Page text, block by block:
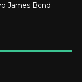
James Bond